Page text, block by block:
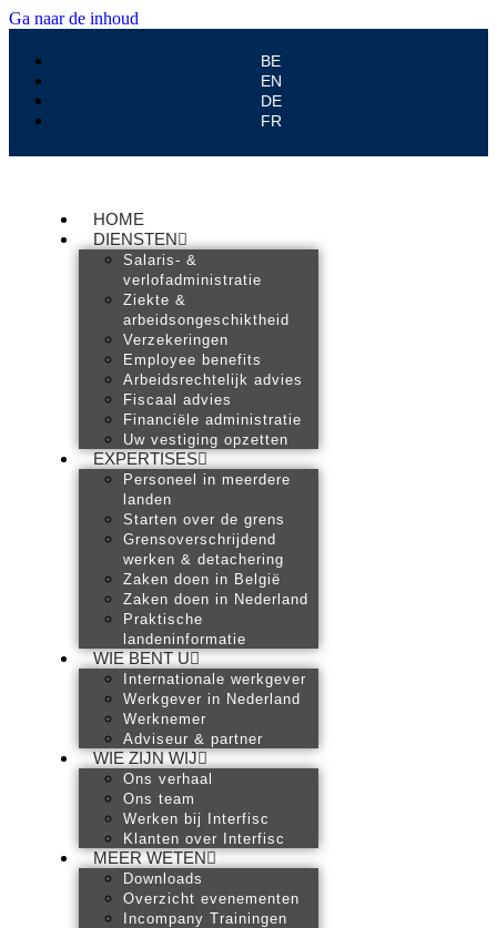
Ga naar de inhoud
BE
EN
DE
FR
HOME
DIENSTEN
Salaris- &
verlofadministratie
Ziekte &
arbeidsongeschiktheid
Verzekeringen
Employee benefits
Arbeidsrechtelijk advies
Fiscaal advies
Financiële administratie
Uw vestiging opzetten
EXPERTISES
Personeel in meerdere
landen
Starten over de grens
Grensoverschrijdend
werken & detachering
Zaken doen in België
Zaken doen in Nederland
Praktische
landeninformatie
WIE BENT U
Internationale werkgever
Werkgever in Nederland
Werknemer
Adviseur & partner
WIE ZIJN WIJ
Ons verhaal
Ons team
Werken bij Interfisc
Klanten over Interfisc
MEER WETEN
Downloads
Overzicht evenementen
Incompany Trainingen